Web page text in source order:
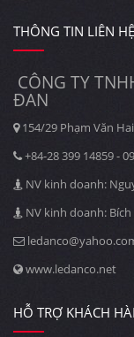
THÔNG TIN LIÊN HỆ
CÔNG TY
ĐAN
154/29 Phạm Văn
+84-28 399 14859 -
NV kinh doanh:
NV kinh doanh: Bích
www.ledanco.net
HỖ TRỢ KHÁCH